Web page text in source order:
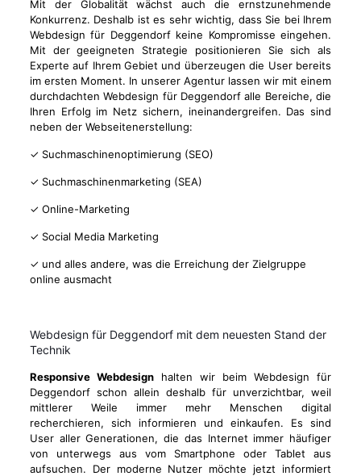
Mit der Globalität wächst auch die ernstzunehmende
Konkurrenz. Deshalb ist es sehr wichtig, dass Sie bei Ihrem
Webdesign für Deggendorf keine Kompromisse eingehen.
Mit der geeigneten Strategie positionieren Sie sich als
Experte auf Ihrem Gebiet und überzeugen die User bereits
im ersten Moment. In unserer Agentur lassen wir mit einem
durchdachten Webdesign für Deggendorf alle Bereiche, die
Ihren Erfolg im Netz sichern, ineinandergreifen. Das sind
neben der Webseitenerstellung:
✓ Suchmaschinenoptimierung (SEO)
✓ Suchmaschinenmarketing (SEA)
✓ Online-Marketing
✓ Social Media Marketing
✓ und alles andere, was die Erreichung der Zielgruppe
online ausmacht
Webdesign für Deggendorf mit dem neuesten Stand der
Technik
Responsive Webdesignhalten wir beim Webdesign für
Deggendorf schon allein deshalb für unverzichtbar, weil
mittlerer Weile immer mehr Menschen digital
recherchieren, sich informieren und einkaufen. Es sind
User aller Generationen, die das Internet immer häufiger
von unterwegs aus vom Smartphone oder Tablet aus
aufsuchen. Der moderne Nutzer möchte jetzt informiert